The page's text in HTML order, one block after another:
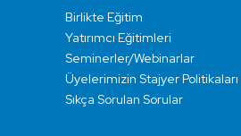
Birlikte Eğitim
Yatırımcı Eğitimleri
Seminerler/Webinarlar
Üyelerimizin Stajyer Politikaları
Sıkça Sorulan Sorular